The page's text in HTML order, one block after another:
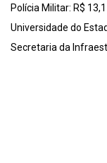
Polícia Militar: R$
Universidade do
Secretaria da